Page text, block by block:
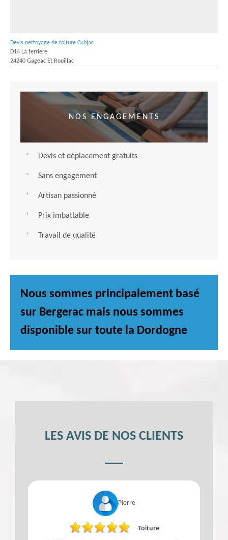
Devis nettoyage de toiture Cubjac
D14 La ferriere
24240 Gageac Et Rouillac
NOS ENGAGEMENTS
Devis et déplacement gratuits
Sans engagement
Artisan passionné
Prix imbattable
Travail de qualité
Nous sommes principalement basé
sur Bergerac mais nous sommes
disponible sur toute la Dordogne
LES AVIS DE NOS CLIENTS
Pierre
Toiture